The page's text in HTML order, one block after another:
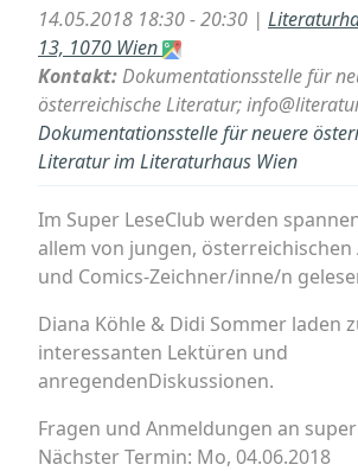
14.05.2018 18:30 - 20:30 |
13, 1070 Wien
Kontakt:Dokumentationsstelle für
österreichische Literatur;
Dokumentationsstelle für neuere
Literatur im Literaturhaus Wien
Im Super LeseClub werden
allem von jungen,
und Comics-Zeichner/inne/n
Diana Köhle & Didi Sommer laden
interessanten Lektüren und
anregendenDiskussionen.
Fragen und Anmeldungen an
Nächster Termin: Mo, 04.06.2018